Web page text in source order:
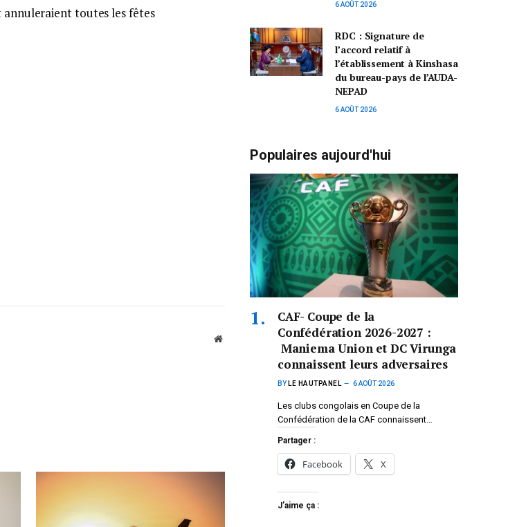
annuleraient toutes les fêtes
Website
6 AOÛT 2026
RDC : Signature de
l’accord relatif à
l’établissement à Kinshasa
du bureau-pays de l’AUDA-
NEPAD
6 AOÛT 2026
Populaires aujourd'hui
CAF- Coupe de la
Confédération 2026-2027 :
Maniema Union et DC Virunga
connaissent leurs adversaires
BY LE HAUTPANEL 6 AOÛT 2026
Les clubs congolais en Coupe de la
Confédération de la CAF connaissent…
Partager :
Facebook X
J’aime ça :